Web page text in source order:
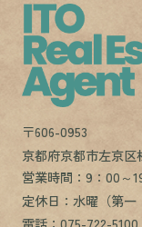
〒606-0953
京都府京都市左京区
営業時間：9：00～
定休日：水曜（第一
電話：075-722-5100